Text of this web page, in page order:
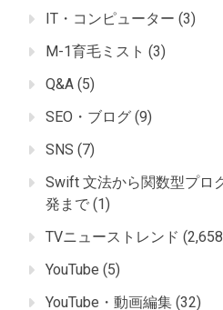
IT・コンピューター (3)
M-1育毛ミスト (3)
Q&A (5)
SEO・ブログ (9)
SNS (7)
Swift 文法から関数型プロ
発まで (1)
TVニューストレンド
YouTube (5)
YouTube・動画編集 (32)